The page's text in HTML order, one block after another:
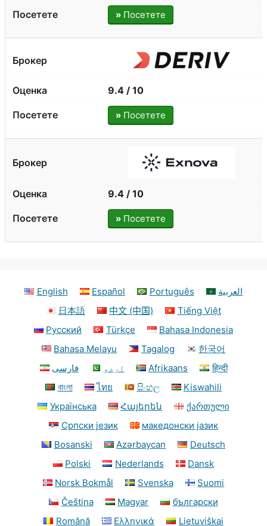
»Посетете
9.4 / 10
»Посетете
9.4 / 10
»Посетете
English Español Português
العربية
日本語
中文 (中国)
Tiếng Việt
Русский
Türkçe
Bahasa Indonesia
Bahasa Melayu
Tagalog
한국어
فارسی
اردو Afrikaans
हिन्दी
বাংলা
ไทย සිංහල
Kiswahili
Українська
Հայերեն
ქართული
Српски језик
македонски јазик
Bosanski
Azərbaycan
Deutsch
Polski
Nederlands
Dansk
Norsk Bokmål
Svenska
Suomi
Čeština
Magyar
български
Română
Ελληνικά Lietuviškai